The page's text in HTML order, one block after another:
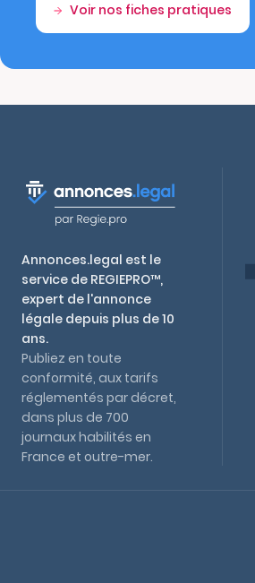
Voir nos fiches pratiques
Annonces.legal est le
service de REGIEPRO™,
expert de l'annonce
légale depuis plus de 10
ans.
Publiez en toute
conformité, aux tarifs
réglementés par décret,
dans plus de 700
journaux habilités en
France et outre-mer.